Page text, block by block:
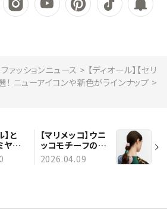
ファッションニュース
【ディオール】【セリ
！ ニューアイコンや新色がラインナップ
と
ケ】
、
やか
【マリメッコ】ウニ
ッコモチーフのバ
ッグやヘアアクセ
サリーなど、春を
2026.04.09